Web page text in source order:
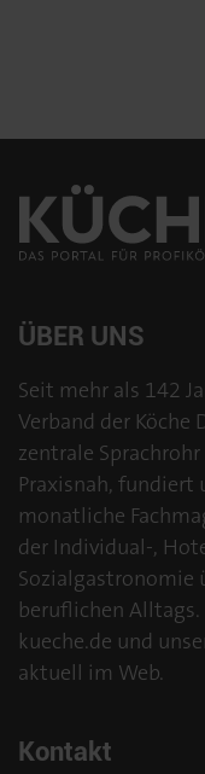
ÜBER UNS
Seit mehr als 142
Verband der Köche
zentrale
Praxisnah,
monatliche
der Individual-,
Sozialgastronomie
beruflichen
kueche.de und
aktuell im Web.
Kontakt